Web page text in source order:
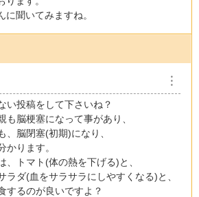
聞いてみますね。
︙
い投稿をして下さいね？
も脳梗塞になって事があり、
、脳閉塞(初期)になり、
かります。
、トマト(体の熱を下げる)と、
ラダ(血をサラサラにしやすくなる)と、
するのが良いですよ？